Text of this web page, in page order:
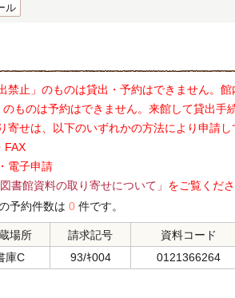
ル
禁止」のものは貸出・予約はできません。
ものは予約はできません。来館して貸出手
寄せは、以下のいずれかの方法により申請し
申請
図書館資料の取り寄せについて」 をご覧くだ
予約件数は 0 件です。
場所 請求記号
資料コード
庫C 93/ｷ004 0121366264